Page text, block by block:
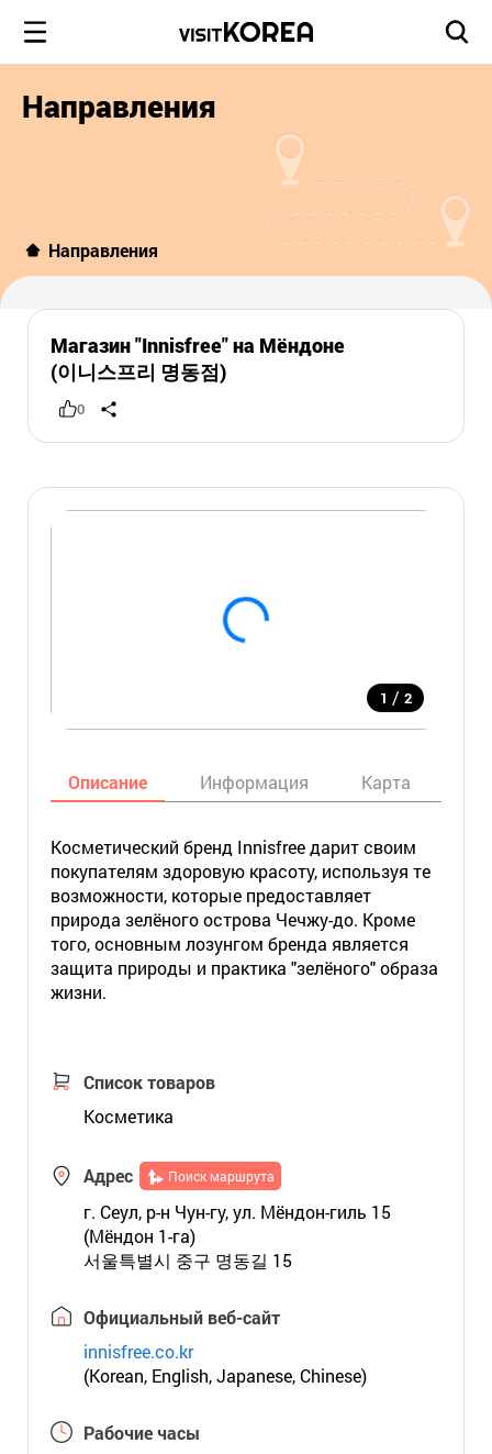
Направления
Направления
Магазин "Innisfree" на Мёндоне
(이니스프리 명동점)
0
1 / 2
Описание Информация Карта
Косметический бренд Innisfree дарит своим
покупателям здоровую красоту, используя те
возможности, которые предоставляет
природа зелёного острова Чечжу-до. Кроме
того, основным лозунгом бренда является
защита природы и практика "зелёного" образа
жизни.
Список товаров
Косметика
Адрес Поиск маршрута
г. Сеул, р-н Чун-гу, ул. Мёндон-гиль 15
(Мёндон 1-га)
서울특별시 중구 명동길 15
Официальный веб-сайт
innisfree.co.kr
(Korean, English, Japanese, Chinese)
Рабочие часы